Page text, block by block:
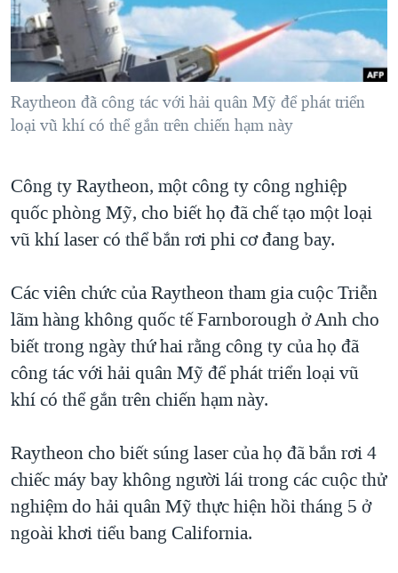
"Tìm"NGƯỜI VIỆT HẢI NGOẠI
ĐỜI SỐNG
KINH TẾ
VĂN HOÁ
THỂ THAO
GIÁO DỤC
TẠI
HÀNH TRÌNH BẦU CỬ 2024
MỘT NĂM CHIẾN TRANH TẠI DẢI GAZA
GIẢI MÃ VÀNH ĐAI & CON ĐƯỜNG
NGÀY TỊ NẠN THẾ GIỚI
GROUND ZERO – XƯA VÀ NAY
CHI PHÍ CHIẾN TRANH AFGHANISTAN
THƯỢNG ĐỈNH TRUMP-KIM TẠI VIỆT NAM
TRỊNH VĨNH BÌNH VS. CHÍNH PHỦ VIỆT NAM
NGƯ DÂN VIỆT VÀ LÀN SÓNG TRỘM HẢI SÂM
BÊN KIA QUỐC LỘ: TIẾNG VỌNG TỪ NÔNG THÔN MỸ
VIDEO
NGHE
MẠNG XÃ HỘI
Ngôn ngữ khác
Raytheon đã công tác với hải quân Mỹ để phát triển
loại vũ khí có thể gắn trên chiến hạm này
Công ty Raytheon, một công ty công nghiệp
quốc phòng Mỹ, cho biết họ đã chế tạo một loại
vũ khí laser có thể bắn rơi phi cơ đang bay.
Các viên chức của Raytheon tham gia cuộc Triễn
lãm hàng không quốc tế Farnborough ở Anh cho
biết trong ngày thứ hai rằng công ty của họ đã
công tác với hải quân Mỹ để phát triển loại vũ
khí có thể gắn trên chiến hạm này.
Raytheon cho biết súng laser của họ đã bắn rơi 4
chiếc máy bay không người lái trong các cuộc thử
nghiệm do hải quân Mỹ thực hiện hồi tháng 5 ở
ngoài khơi tiểu bang California.